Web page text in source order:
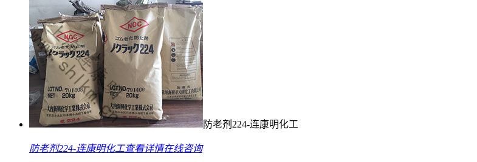
防老剂224-连康明化工
防老剂224-连康明化工查看详情在线咨询